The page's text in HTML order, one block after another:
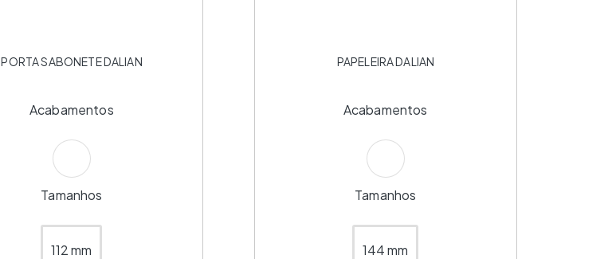
PORTA SABONETE DALIAN
Acabamentos
Tamanhos
112 mm
PAPELEIRA DALIAN
Acabamentos
Tamanhos
144 mm